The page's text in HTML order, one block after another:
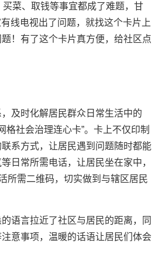
菜、取钱等事宜都成了难题，甘
线电视出了问题，就找这个卡片上
！有了这个卡片真方便，给社区点
及时化解居民群众日常生活中的
格社会治理连心卡”。卡上不仅印制
系方式，让居民遇到问题随时都能
日常所需电话，让居民坐在家中，
所需二维码，切实做到与辖区居民
语言拉近了社区与居民的距离，同
意事项，温暖的话语让居民们体会